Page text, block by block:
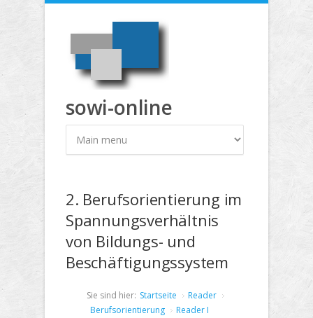
Direkt zum Inhalt
sowi-online
2. Berufsorientierung im
Spannungsverhältnis
von Bildungs- und
Beschäftigungssystem
Sie sind hier: Startseite
Reader
Berufsorientierung
Reader I